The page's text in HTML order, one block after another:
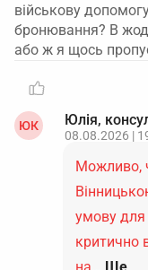
військову
бронювання? В
або ж я щось
ЮК Юлія,
08.08.2026 |
Можливо,
умову для
критично